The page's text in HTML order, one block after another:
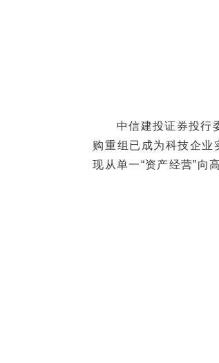
中信建投证券投行委
购重组已成为科技企业
现从单一“资产经营”向